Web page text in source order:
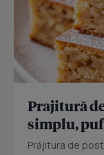
Prajitură
simplu,
Prăjitura de